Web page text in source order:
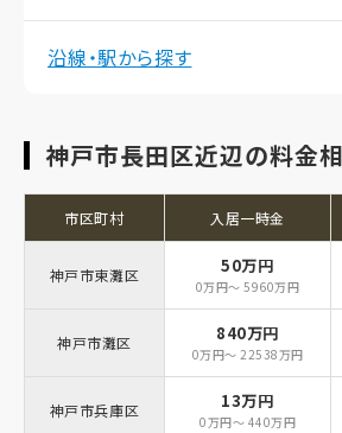
沿線・駅から探す
神戸市長田区近辺の料金
市区町村 入居一時金
神戸市東灘区 50万円
0万円～ 5960万円
神戸市灘区 840万円
0万円～ 22538万円
神戸市兵庫区 13万円
0万円～ 440万円